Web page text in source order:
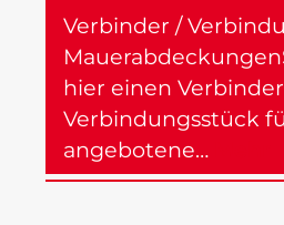
Verbinder /
hier einen
Verbindungsstück
angebotene…